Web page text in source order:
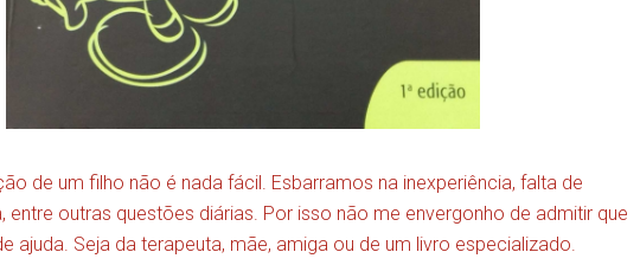
de um filho não é nada fácil. Esbarramos na inexperiência, falta de
entre outras questões diárias. Por isso não me envergonho de admitir que
ajuda. Seja da terapeuta, mãe, amiga ou de um livro especializado.